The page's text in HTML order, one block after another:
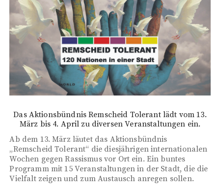
Das Aktionsbündnis Remscheid Tolerant lädt vom 13.
März bis 4. April zu diversen Veranstaltungen ein.
Ab dem 13. März läutet das Aktionsbündnis
„Remscheid Tolerant“ die diesjährigen internationalen
Wochen gegen Rassismus vor Ort ein. Ein buntes
Programm mit 15 Veranstaltungen in der Stadt, die die
Vielfalt zeigen und zum Austausch anregen sollen.